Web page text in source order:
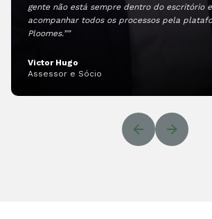
gente não está sempre dentro do escritório
acompanhar todos os processos pela
Ploomes.””
Victor Hugo
Assessor e Sócio